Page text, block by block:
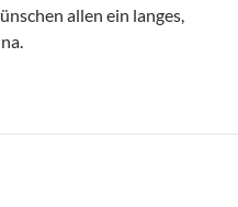
allen ein langes,